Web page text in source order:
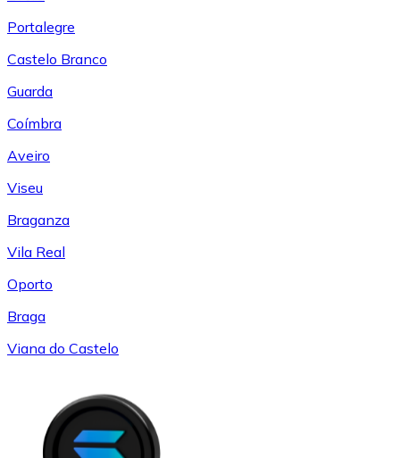
Portalegre
Castelo Branco
Guarda
Coímbra
Aveiro
Viseu
Braganza
Vila Real
Oporto
Braga
Viana do Castelo